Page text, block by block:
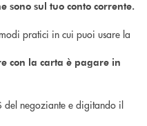
sono sul tuo conto corrente.
pratici in cui puoi usare la
con la carta è pagare in
del negoziante e digitando il